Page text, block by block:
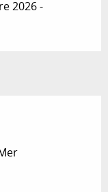
2026 -